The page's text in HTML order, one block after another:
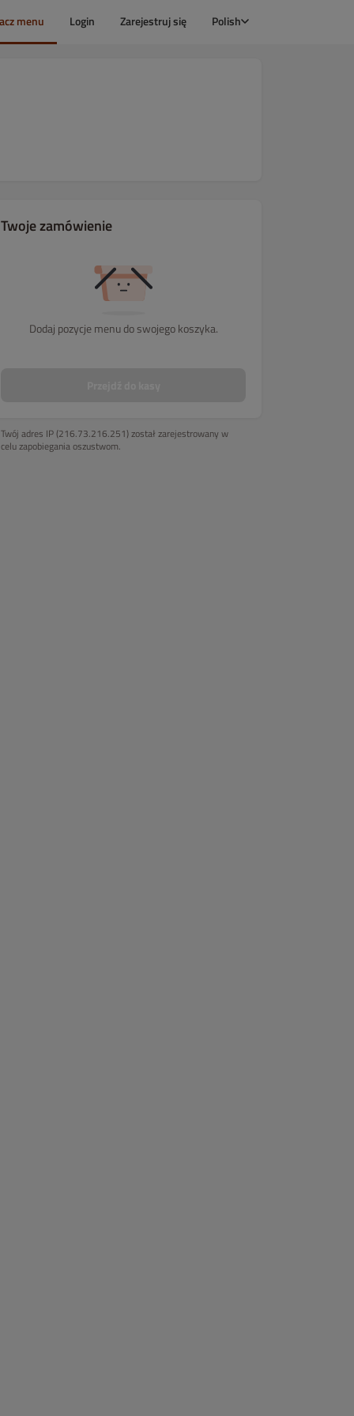
menu Login Zarejestruj się Polish
Twoje zamówienie
Dodaj pozycje menu do swojego koszyka.
Twój adres IP (216.73.216.251) został zarejestrowany w
celu zapobiegania oszustwom.